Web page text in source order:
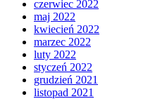
czerwiec 2022
maj 2022
kwiecień 2022
marzec 2022
luty 2022
styczeń 2022
grudzień 2021
listopad 2021